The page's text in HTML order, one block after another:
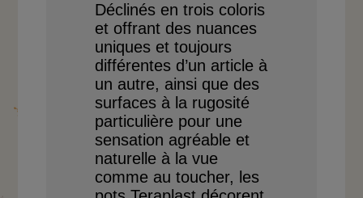
Déclinés en trois coloris
et offrant des nuances
uniques et toujours
différentes d’un article à
un autre, ainsi que des
surfaces à la rugosité
particulière pour une
sensation agréable et
naturelle à lavue
comme au toucher, les